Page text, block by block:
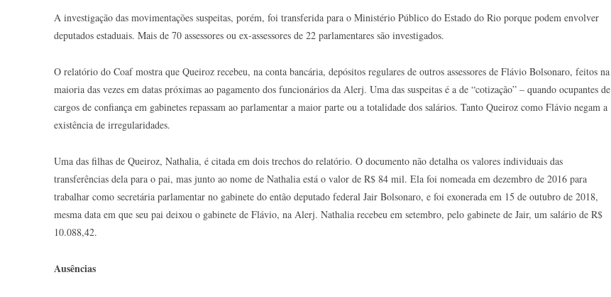
A investigação das movimentações suspeitas, porém, foi transferida para o Ministério Público do Estado do Rio porque podem envolver
deputados estaduais. Mais de 70 assessores ou ex-assessores de 22 parlamentares são investigados.
O relatório do Coaf mostra que Queiroz recebeu, na conta bancária, depósitos regulares de outros assessores de Flávio Bolsonaro, feitos na
maioria das vezes em datas próximas ao pagamento dos funcionários da Alerj. Uma das suspeitas é a de “cotização” – quando ocupantes de
cargos de confiança em gabinetes repassam ao parlamentar a maior parte ou a totalidade dos salários. Tanto Queiroz como Flávio negam a
existência de irregularidades.
Uma das filhas de Queiroz, Nathalia, é citada em dois trechos do relatório. O documento não detalha os valores individuais das
transferências dela para o pai, mas junto ao nome de Nathalia está o valor de R$ 84 mil. Ela foi nomeada em dezembro de 2016 para
trabalhar como secretária parlamentar no gabinete do então deputado federal Jair Bolsonaro, e foi exonerada em 15 de outubro de 2018,
mesma data em que seu pai deixou o gabinete de Flávio, na Alerj. Nathalia recebeu em setembro, pelo gabinete de Jair, um salário de R$
10.088,42.
Ausências